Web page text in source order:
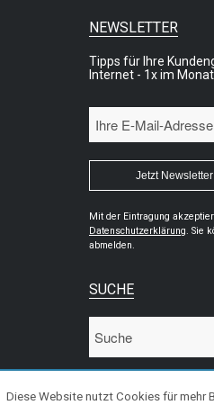
NEWSLETTER
Tipps für Ihre
Internet - 1x im
Mit der Eintragung
Datenschutzerklärung . Sie
abmelden.
SUCHE
Diese Website nutzt Cookies für mehr